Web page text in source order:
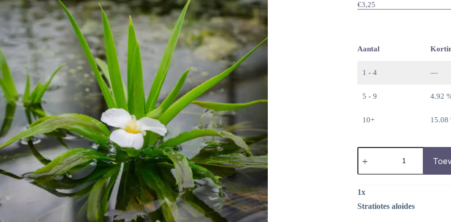
€3,25
Aantal
1 - 4 —
5 - 9 4.92
10+ 15.08
Stratiotes
aloides
1x
Stratiotes aloides